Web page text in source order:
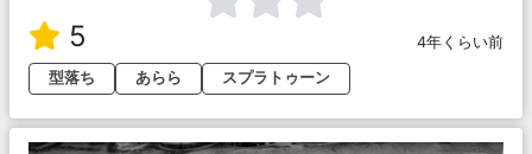
5
4年くらい前
型落ち
あらら スプラトゥーン